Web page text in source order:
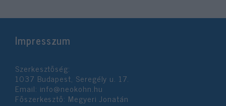
Impresszum
Szerkesztőség:
1037 Budapest, Seregély u. 17.
Email: info@neokohn.hu
Főszerkesztő: Megyeri Jonatán